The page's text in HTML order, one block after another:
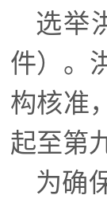
选举
件）。
构核准
起至第
为确